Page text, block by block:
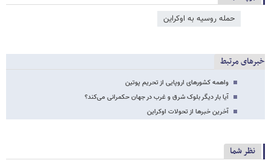
حمله روسیه به اوکراین
خبرهای مرتبط
واهمه کشورهای اروپایی از تحریم پوتین
آیا بار دیگر بلوک شرق و غرب در جهان حکمرانی می‌کند؟
آخرین خبرها از تحولات اوکراین
نظر شما